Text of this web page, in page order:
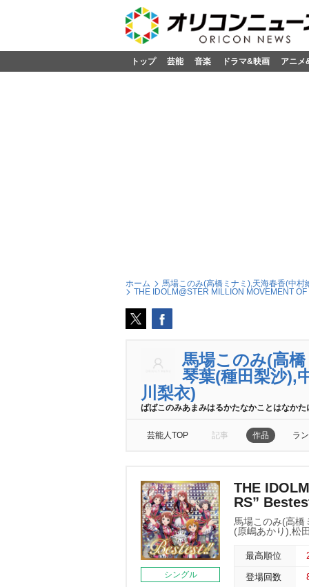
トップ 芸能 音楽 ドラマ&映画 アニメ
ホーム
馬場このみ(高橋ミナミ),天海春香(中
THE IDOLM@STER MILLION MOVEMENT OF
馬場このみ(高
琴葉(種田梨沙),
川梨衣)
ばばこのみあまみはるかたなかことはなか
芸能人TOP 記事 作品 ラ
シングル
THE
RS”
馬場このみ(高橋
(原嶋あかり),松
最高順位
登場回数